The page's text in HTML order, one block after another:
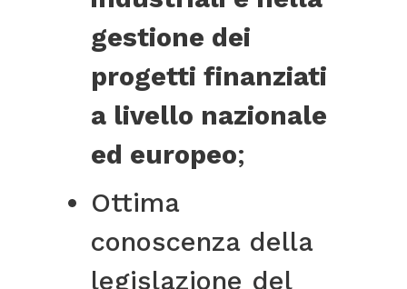
gestione dei
progetti finanziati
a livello nazionale
ed europeo;
Ottima
conoscenza della
legislazione del